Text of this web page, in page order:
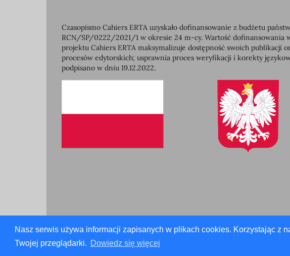
Nasz serwis używa informacji zapisanych w plikach cookies. Korzystając z
Twojej przeglądarki. Dowiedz się więcej
Czasopismo Cahiers ERTA uzyskało dofinansowanie z budżetu
RCN/SP/0222/2021/1 w okresie 24 m-cy. Wartość dofinansowania
projektu Cahiers ERTA maksymalizuje dostępność swoich publikacji
procesów edytorskich; usprawnia proces weryfikacji i korekty
podpisano w dniu 19.12.2022.